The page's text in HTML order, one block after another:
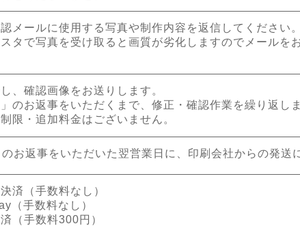
メールに使用する写真や制作内容を返信してください。
タで写真を受け取ると画質が劣化しますのでメールを
、確認画像をお送りします。
」のお返事をいただくまで、修正・確認作業を繰り返しま
限・追加料金はございません。
のお返事をいただいた翌営業日に、印刷会社からの発送
済（手数料なし）
（手数料なし）
（手数料300円）